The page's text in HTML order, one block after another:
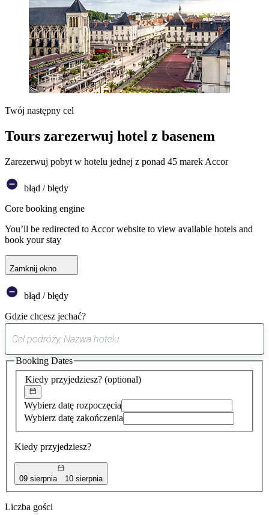
Twój następny cel
Tours zarezerwuj hotel z basenem
Zarezerwuj pobyt w hotelu jednej z ponad 45 marek Accor
błąd / błędy
Core booking engine
You’ll be redirected to Accor website to view available hotels and
book your stay
Zamknij okno
błąd / błędy
Gdzie chcesz jechać?
sugestia
została
znaleziona
Kiedy przyjedziesz? (optional)
Wybierz datę rozpoczęcia
Wybierz datę zakończenia
Kiedy przyjedziesz?
09 sierpnia 10 sierpnia
Booking Dates
Liczba gości